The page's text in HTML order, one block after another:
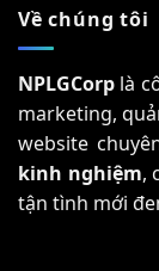
Về chúng tôi
NPLGCorp là
marketing,
website
kinh nghiệm,
tận tình mới